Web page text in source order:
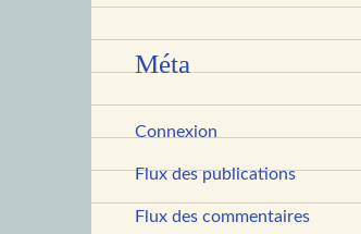
Méta
Connexion
Flux des publications
Flux des commentaires